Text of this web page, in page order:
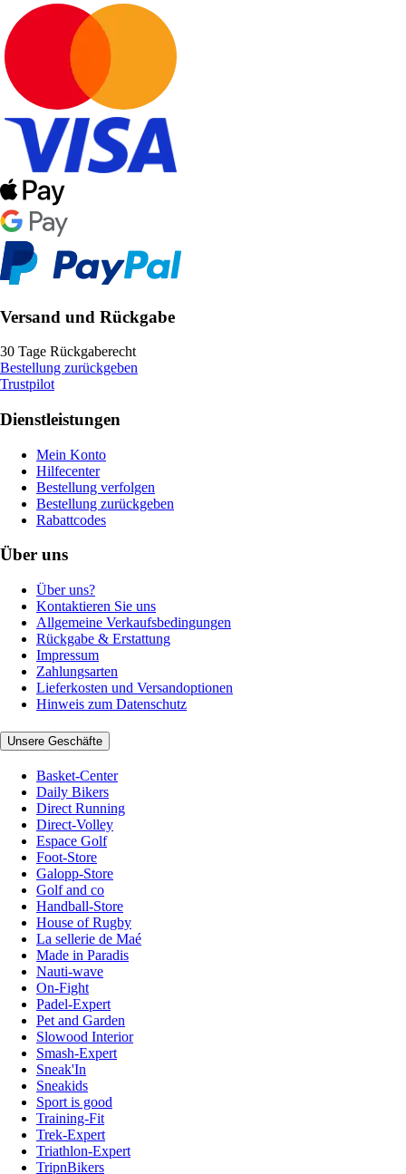
Versand und Rückgabe
30 Tage Rückgaberecht
Bestellung zurückgeben
Trustpilot
Dienstleistungen
Mein Konto
Hilfecenter
Bestellung verfolgen
Bestellung zurückgeben
Rabattcodes
Über uns
Über uns?
Kontaktieren Sie uns
Allgemeine Verkaufsbedingungen
Rückgabe & Erstattung
Impressum
Zahlungsarten
Lieferkosten und Versandoptionen
Hinweis zum Datenschutz
Unsere Geschäfte
Basket-Center
Daily Bikers
Direct Running
Direct-Volley
Espace Golf
Foot-Store
Galopp-Store
Golf and co
Handball-Store
House of Rugby
La sellerie de Maé
Made in Paradis
Nauti-wave
On-Fight
Padel-Expert
Pet and Garden
Slowood Interior
Smash-Expert
Sneak'In
Sneakids
Sport is good
Training-Fit
Trek-Expert
Triathlon-Expert
TripnBikers